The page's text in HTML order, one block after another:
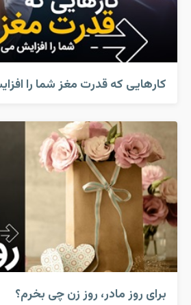
کارهایی که قدرت مغز شما را
برای روز مادر، روز زن چی بخرم؟